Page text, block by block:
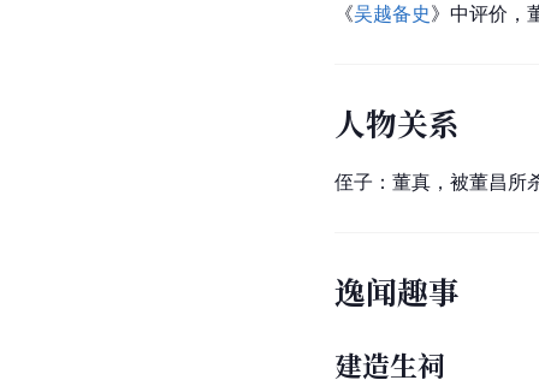
《吴越备史》中评价，
人物关系
侄子：董真，被董昌所
逸闻趣事
建造生祠